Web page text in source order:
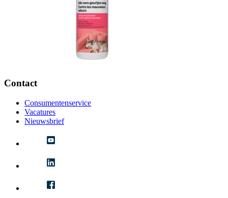
Contact
Consumentenservice
Vacatures
Nieuwsbrief